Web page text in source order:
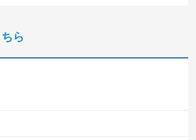
難い「土葬は絶対にダメだ】
ら